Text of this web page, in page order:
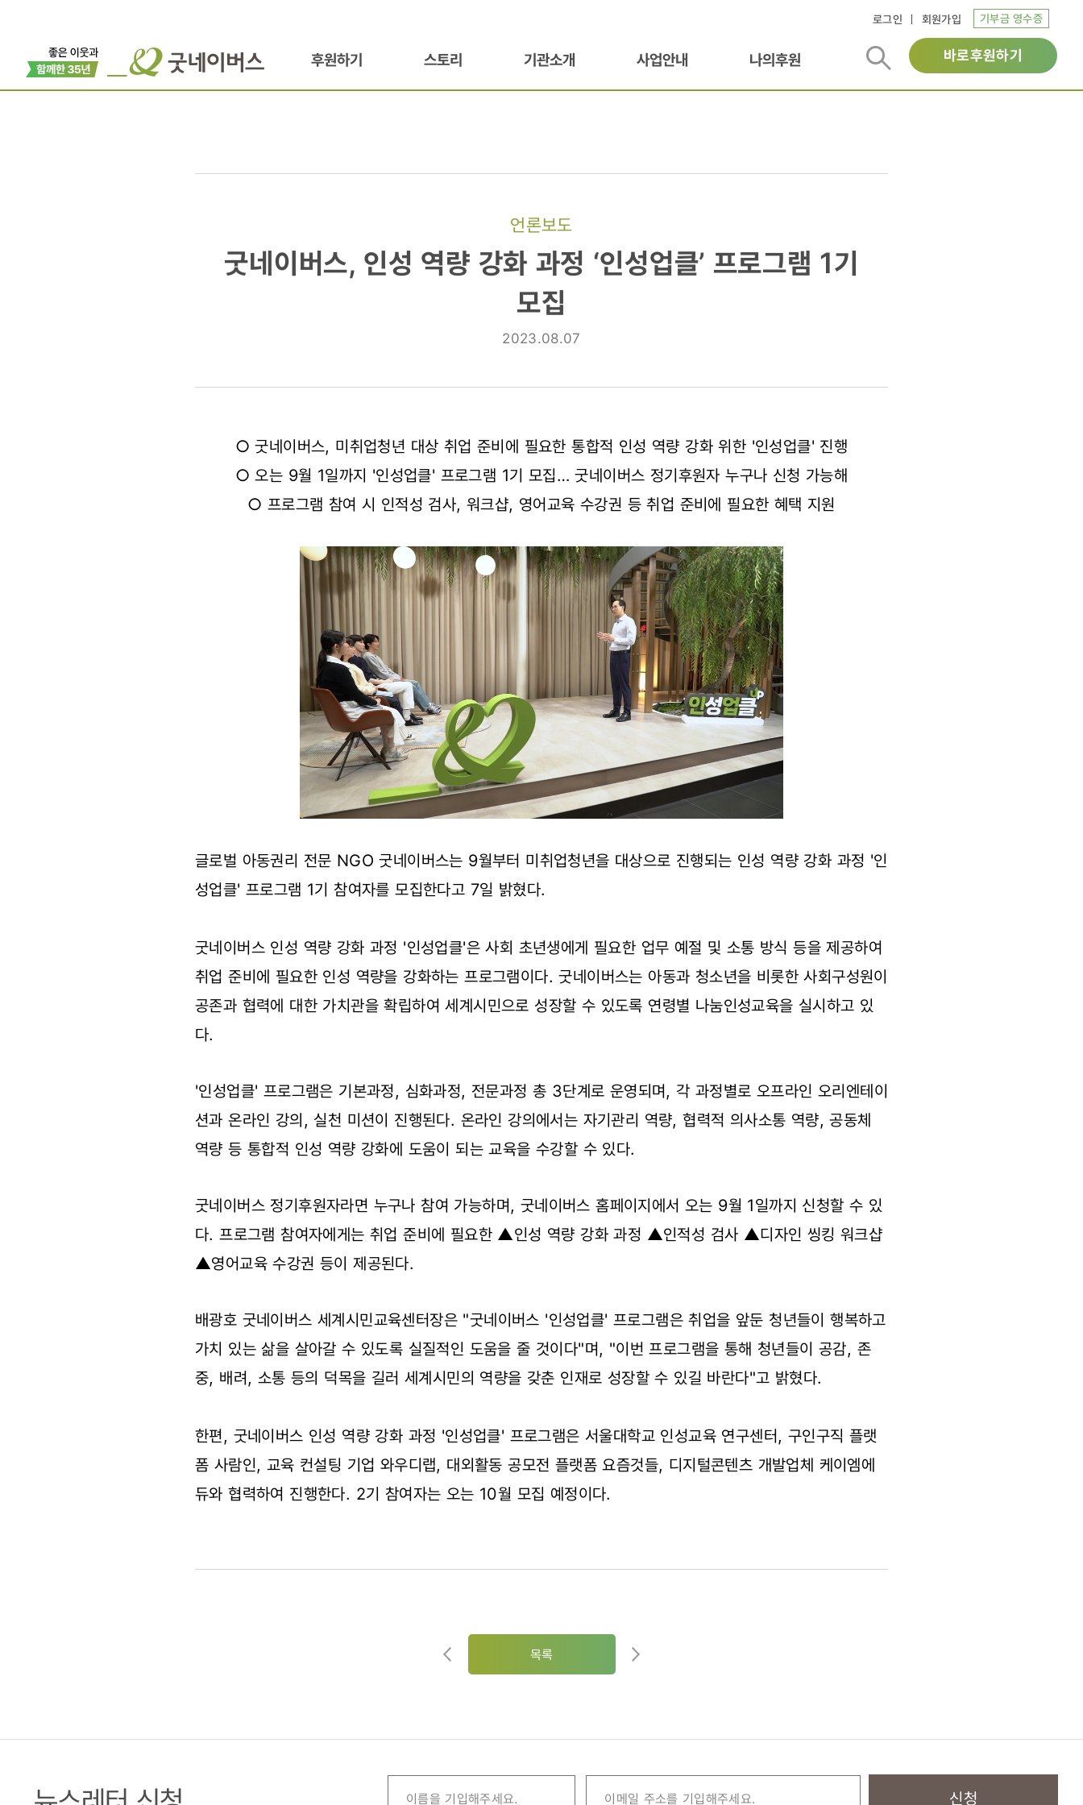
로그인 회원가입 기부금 영수증
후원하기 스토리 기관소개 사업안내 나의후원 바로후원하기
언론보도
굿네이버스,
강화
‘인성업클’
프로그램
굿네이버스, 인성 역량 강화 과정 ‘인성업클’ 프로그램 1기
모집
2023.08.07
○ 굿네이버스, 미취업청년 대상 취업 준비에 필요한 통합적 인성 역량 강화 위한 '인성업클' 진행
○ 오는 9월 1일까지 '인성업클' 프로그램 1기 모집… 굿네이버스 정기후원자 누구나 신청 가능해
○ 프로그램 참여 시 인적성 검사, 워크샵, 영어교육 수강권 등 취업 준비에 필요한 혜택 지원
글로벌 아동권리 전문 NGO 굿네이버스는 9월부터 미취업청년을 대상으로 진행되는 인성 역량 강화 과정 '인
성업클' 프로그램 1기 참여자를 모집한다고 7일 밝혔다.
굿네이버스 인성 역량 강화 과정 '인성업클'은 사회 초년생에게 필요한 업무 예절 및 소통 방식 등을 제공하여
취업 준비에 필요한 인성 역량을 강화하는 프로그램이다. 굿네이버스는 아동과 청소년을 비롯한 사회구성원이
공존과 협력에 대한 가치관을 확립하여 세계시민으로 성장할 수 있도록 연령별 나눔인성교육을 실시하고 있
다.
'인성업클' 프로그램은 기본과정, 심화과정, 전문과정 총 3단계로 운영되며, 각 과정별로 오프라인 오리엔테이
션과 온라인 강의, 실천 미션이 진행된다. 온라인 강의에서는 자기관리 역량, 협력적 의사소통 역량, 공동체
역량 등 통합적 인성 역량 강화에 도움이 되는 교육을 수강할 수 있다.
굿네이버스 정기후원자라면 누구나 참여 가능하며, 굿네이버스 홈페이지에서 오는 9월 1일까지 신청할 수 있
다. 프로그램 참여자에게는 취업 준비에 필요한 ▲인성 역량 강화 과정 ▲인적성 검사 ▲디자인 씽킹 워크샵
▲영어교육 수강권 등이 제공된다.
배광호 굿네이버스 세계시민교육센터장은 "굿네이버스 '인성업클' 프로그램은 취업을 앞둔 청년들이 행복하고
가치 있는 삶을 살아갈 수 있도록 실질적인 도움을 줄 것이다"며, "이번 프로그램을 통해 청년들이 공감, 존
중, 배려, 소통 등의 덕목을 길러 세계시민의 역량을 갖춘 인재로 성장할 수 있길 바란다"고 밝혔다.
한편, 굿네이버스 인성 역량 강화 과정 '인성업클' 프로그램은 서울대학교 인성교육 연구센터, 구인구직 플랫
폼 사람인, 교육 컨설팅 기업 와우디랩, 대외활동 공모전 플랫폼 요즘것들, 디지털콘텐츠 개발업체 케이엠에
듀와 협력하여 진행한다. 2기 참여자는 오는 10월 모집 예정이다.
목록
신청